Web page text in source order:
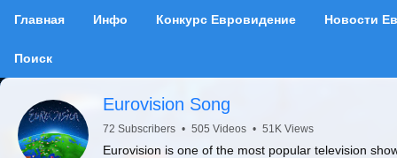
Главная Инфо Конкурс Евровидение Новости
Поиск
Eurovision Song
72 Subscribers • 505 Videos • 51K Views
Eurovision is one of the most popular television